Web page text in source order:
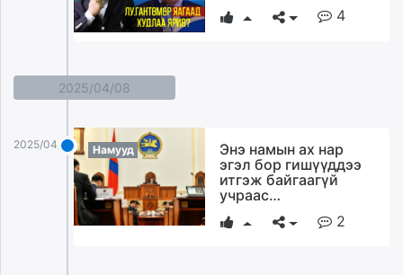
4
2025/04/08
2025/04/08 Намууд
Энэ намын ах нар
эгэл бор гишүүддээ
итгэж байгаагүй
учраас…
2